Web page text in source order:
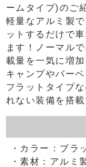
ームタイプ)のご
軽量なアルミ製
ットするだけで
ます！ノーマル
載量を一気に増
キャンプやバー
フラットタイプ
れない装備を搭
・カラー：ブラ
・素材：アルミ